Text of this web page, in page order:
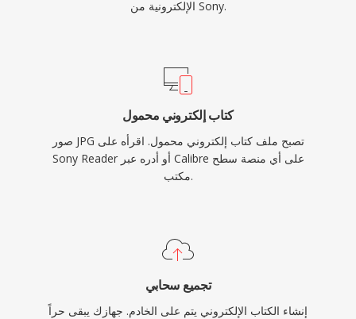
الإلكترونية من Sony.
كتاب إلكتروني محمول
صور JPG تصبح ملف كتاب إلكتروني محمول. اقرأه على
Sony Reader أو أدره عبر Calibre على أي منصة سطح
مكتب.
تجميع سحابي
إنشاء الكتاب الإلكتروني يتم على الخادم. جهازك يبقى حراً